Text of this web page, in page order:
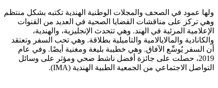
ولها عمود في الصحف والمجلات الوطنية الهندية تكتبه بشكل منتظم
وهي تركز على مناقشات القضايا الصحية في العديد من القنوات
الإعلامية المرئية في الهند. وهي تتحدث الإنجليزية، والهندية،
والكانادية والمالايالامية والتاميلية بطلاقة. وهي تحب السفر وتعتقد
أن السفر يُوسِّع الآفاق. وهي خطيبة بليغة ومغنية أيضًا. وفي عام
2019، حصلت على جائزة أفضل ناشط صحي ومؤثر على وسائل
التواصل الاجتماعي من الجمعية الطبية الهندية (IMA).